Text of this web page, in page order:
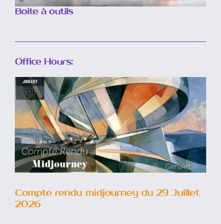
Boite à outils
Office Hours:
Compte rendu
midjourney du 29 Juillet
2026
Compte rendu midjourney du 29 Juillet
2026